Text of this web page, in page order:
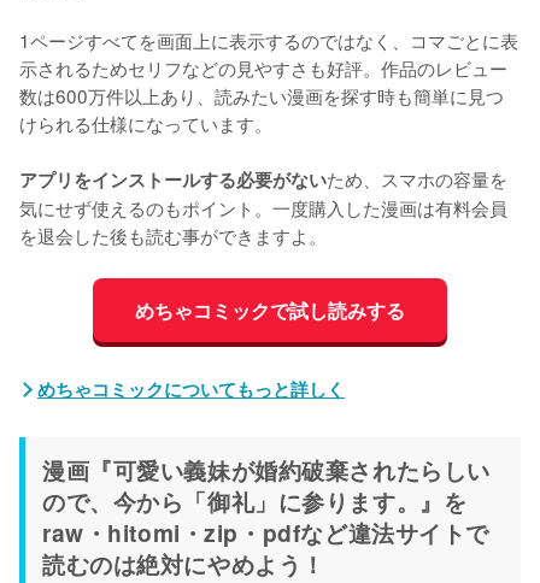
1ページすべてを画面上に表示するのではなく、コマごとに表
示されるためセリフなどの見やすさも好評。作品のレビュー
数は600万件以上あり、読みたい漫画を探す時も簡単に見つ
けられる仕様になっています。
アプリをインストールする必要がないため、スマホの容量を
気にせず使えるのもポイント。一度購入した漫画は有料会員
を退会した後も読む事ができますよ。
めちゃコミックで試し読みする
めちゃコミックについてもっと詳しく
漫画『可愛い義妹が婚約破棄されたらしい
ので、今から「御礼」に参ります。』を
raw・hitomi・zip・pdfなど違法サイトで
読むのは絶対にやめよう！